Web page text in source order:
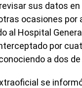
sus datos
ocasiones por
al Hospital
por
a dos de
se